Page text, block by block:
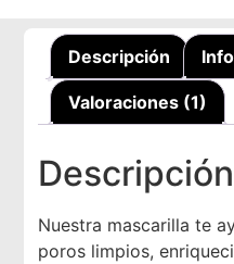
Descripción
Valoraciones (1)
Descripción
Nuestra mascarilla te
poros limpios,